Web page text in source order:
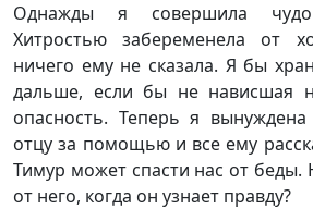
Однажды я совершила
Хитростью забеременела от
ничего ему не сказала. Я бы
дальше, если бы не нависшая
опасность. Теперь я
отцу за помощью и все ему
Тимур может спасти нас от беды.
от него, когда он узнает правду?